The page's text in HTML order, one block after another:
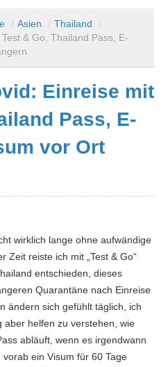
/ Asien / Thailand
/
& Go, Thailand Pass, E-
Einreise mit
Pass, E-
vor Ort
wirklich lange ohne aufwändige
Zeit reiste ich mit „Test & Go“
entschieden, dieses
Quarantäne nach Einreise
ändern sich gefühlt täglich, ich
aber helfen zu verstehen, wie
abläuft, wenn es irgendwann
ein Visum für 60 Tage